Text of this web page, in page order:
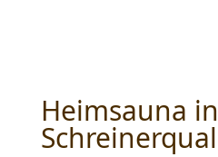
Heimsauna in